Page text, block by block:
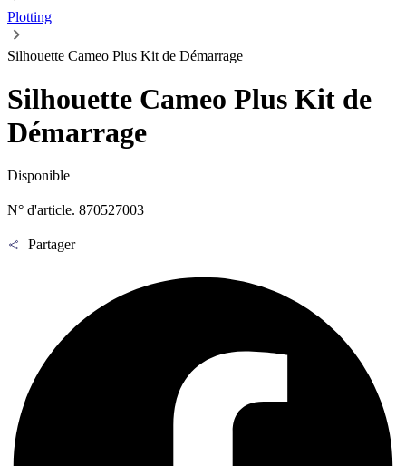
Plotting
Silhouette Cameo Plus Kit de Démarrage
Silhouette Cameo Plus Kit de
Démarrage
Disponible
N° d'article. 870527003
Partager